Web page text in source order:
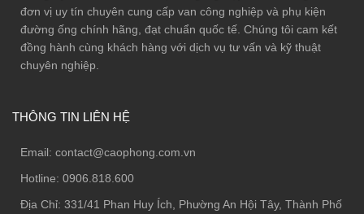
đơn vị uy tín chuyên cung cấp van công nghiệp và phụ kiện
đường ống chính hãng, đạt chuẩn quốc tế. Chúng tôi cam kết
đồng hành cùng khách hàng với dịch vụ tư vấn và kỹ thuật
chuyên nghiệp.
THÔNG TIN LIÊN HỆ
Email: contact@caophong.com.vn
Hotline: 0906.818.600
Địa Chỉ: 331/41 Phan Huy Ích, Phường An Hội Tây, Thành Phố